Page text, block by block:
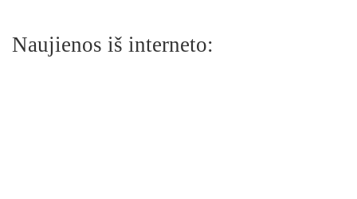
Naujienos iš interneto: